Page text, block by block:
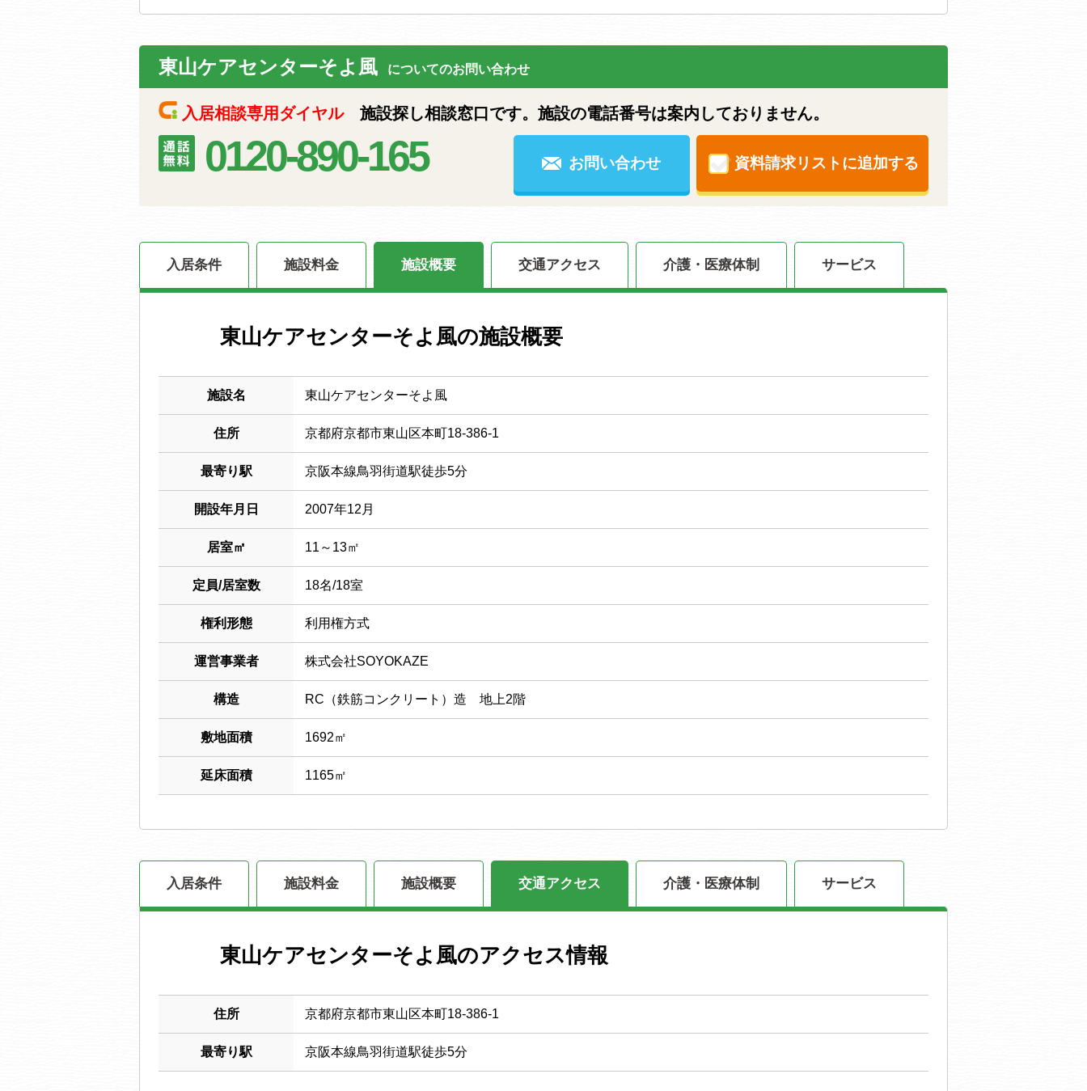
東山ケアセンターそよ風 についてのお問い合わせ
入居相談専用ダイヤル施設探し相談窓口です。施設の電話番号は案内しておりません。
0120-890-165 お問い合わせ 資料請求リストに追加する
入居条件 施設料金 施設概要 交通アクセス 介護・医療体制 サービス
東山ケアセンターそよ風の施設概要
施設名 東山ケアセンターそよ風
住所 京都府京都市東山区本町18-386-1
最寄り駅 京阪本線鳥羽街道駅徒歩5分
開設年月日 2007年12月
居室㎡ 11～13㎡
定員/居室数 18名/18室
権利形態 利用権方式
運営事業者 株式会社SOYOKAZE
構造 RC（鉄筋コンクリート）造 地上2階
敷地面積 1692㎡
延床面積 1165㎡
入居条件 施設料金 施設概要 交通アクセス 介護・医療体制 サービス
東山ケアセンターそよ風のアクセス情報
住所 京都府京都市東山区本町18-386-1
最寄り駅 京阪本線鳥羽街道駅徒歩5分